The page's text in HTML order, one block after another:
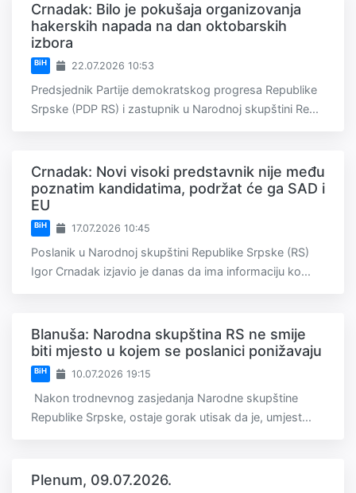
Crnadak: Bilo je pokušaja organizovanja
hakerskih napada na dan oktobarskih
izbora
BiH 22.07.2026 10:53
Predsjednik Partije demokratskog progresa Republike
Srpske (PDP RS) i zastupnik u Narodnoj skupštini Re...
Crnadak: Novi visoki predstavnik nije među
poznatim kandidatima, podržat će ga SAD i
EU
BiH 17.07.2026 10:45
Poslanik u Narodnoj skupštini Republike Srpske (RS)
Igor Crnadak izjavio je danas da ima informaciju ko...
Blanuša: Narodna skupština RS ne smije
biti mjesto u kojem se poslanici ponižavaju
BiH 10.07.2026 19:15
Nakon trodnevnog zasjedanja Narodne skupštine
Republike Srpske, ostaje gorak utisak da je, umjest...
Plenum, 09.07.2026.